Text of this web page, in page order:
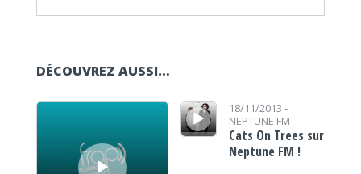
DÉCOUVREZ AUSSI…
Lecteur audio
Lecteur audio18/11/2013 -
NEPTUNE FM
Cats On Trees sur
Neptune FM !